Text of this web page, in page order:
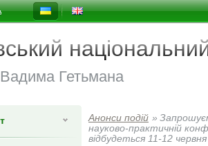
Вадима Гетьмана
Анонси подій »
науково-практичній
відбудеться 11-12